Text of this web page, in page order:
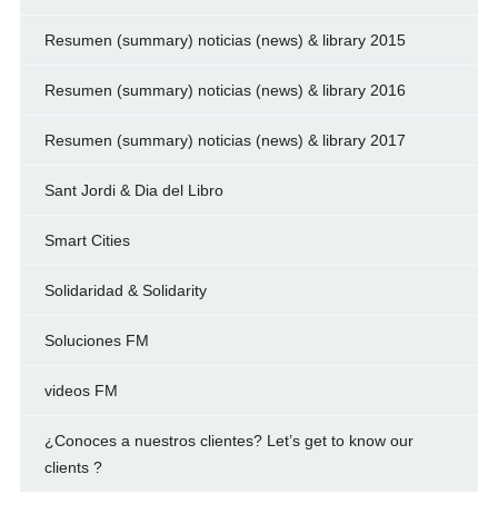
Resumen (summary) noticias (news) & library 2015
Resumen (summary) noticias (news) & library 2016
Resumen (summary) noticias (news) & library 2017
Sant Jordi & Dia del Libro
Smart Cities
Solidaridad & Solidarity
Soluciones FM
videos FM
¿Conoces a nuestros clientes? Let’s get to know our
clients ?